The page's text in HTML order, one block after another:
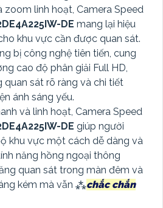
zoom linh hoạt, Camera Speed
DE mang lại hiệu
khu vực cần được quan sát.
bị công nghệ tiên tiến, cung
cao độ phân giải Full HD,
sát rõ ràng và chi tiết
ánh sáng yếu.
và linh hoạt, Camera Speed
DE giúp người
khu vực một cách dễ dàng và
năng hồng ngoại thông
quan sát trong màn đêm và
kém mà vẫn ⁂chắc chắn